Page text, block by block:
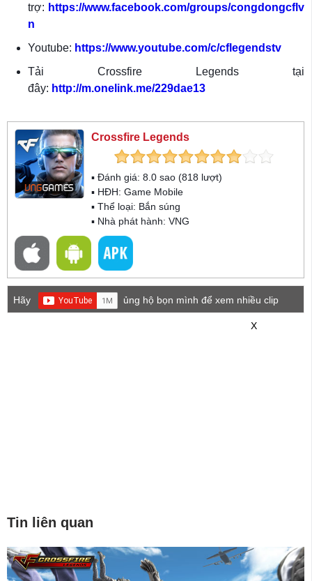
trợ: https://www.facebook.com/groups/congdongcflv
n
Youtube: https://www.youtube.com/c/cflegendstv
Tải Crossfire Legends tại
đây: http://m.onelink.me/229dae13
Crossfire Legends
▪ Đánh giá: 8.0 sao (818 lượt)
▪ HĐH: Game Mobile
▪ Thể loại: Bắn súng
▪ Nhà phát hành: VNG
Hãy
ủng hộ bọn mình để xem nhiều clip
X
Tin liên quan